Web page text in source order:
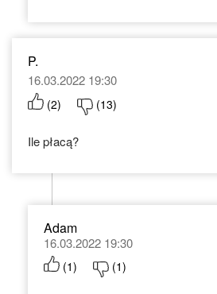
P.
16.03.2022 19:30
(2) (13)
Ile płacą?
Adam
16.03.2022 19:30
(1) (1)